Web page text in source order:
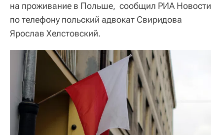
на проживание в Польше, сообщил РИА Новости
по телефону польский адвокат Свиридова
Ярослав Хелстовский.